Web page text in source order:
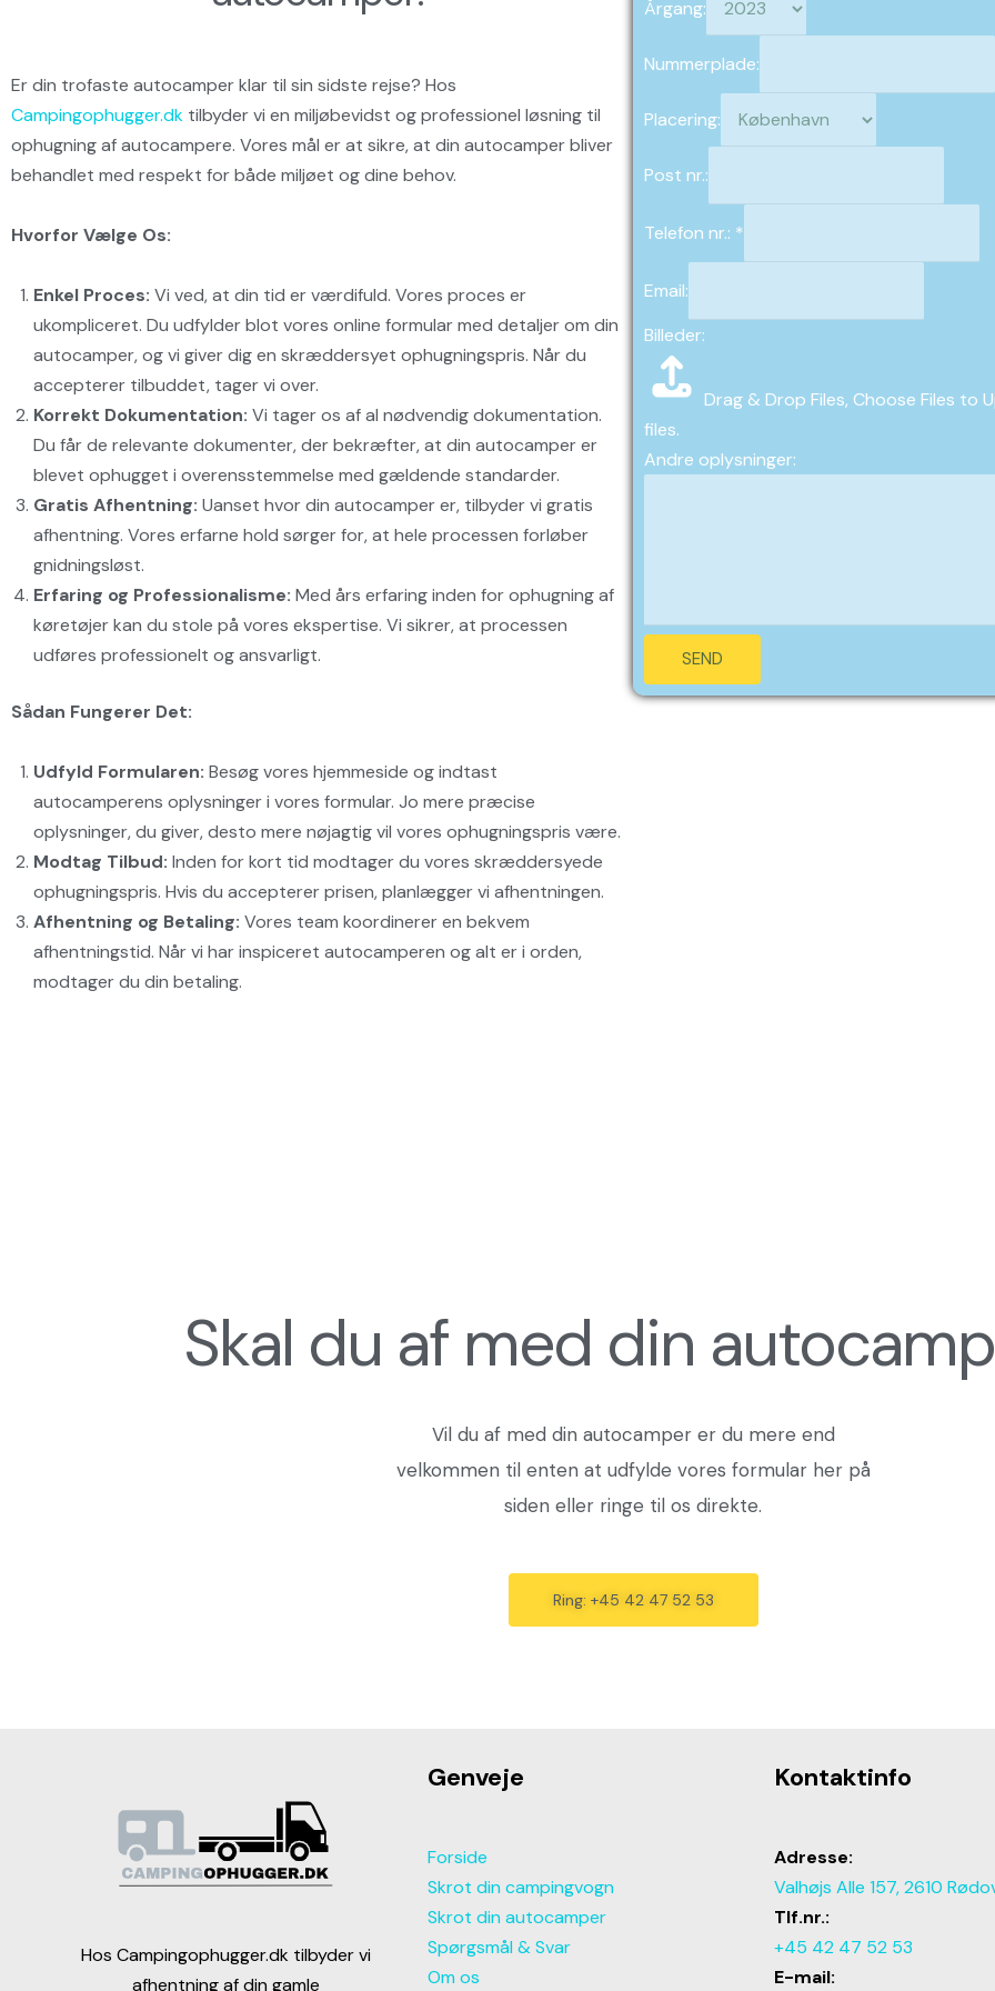
Er din trofaste autocamper klar til sin sidste rejse? Hos
Campingophugger.dk tilbyder vi en miljøbevidst og professionel løsning til
ophugning af autocampere. Vores mål er at sikre, at din autocamper bliver
behandlet med respekt for både miljøet og dine behov.
Hvorfor Vælge Os:
Enkel Proces: Vi ved, at din tid er værdifuld. Vores proces er
ukompliceret. Du udfylder blot vores online formular med detaljer om din
autocamper, og vi giver dig en skræddersyet ophugningspris. Når du
accepterer tilbuddet, tager vi over.
Korrekt Dokumentation: Vi tager os af al nødvendig dokumentation.
Du får de relevante dokumenter, der bekræfter, at din autocamper er
blevet ophugget i overensstemmelse med gældende standarder.
Gratis Afhentning: Uanset hvor din autocamper er, tilbyder vi gratis
afhentning. Vores erfarne hold sørger for, at hele processen forløber
gnidningsløst.
Erfaring og Professionalisme: Med års erfaring inden for ophugning af
køretøjer kan du stole på vores ekspertise. Vi sikrer, at processen
udføres professionelt og ansvarligt.
Sådan Fungerer Det:
Udfyld Formularen: Besøg vores hjemmeside og indtast
autocamperens oplysninger i vores formular. Jo mere præcise
oplysninger, du giver, desto mere nøjagtig vil vores ophugningspris være.
Modtag Tilbud: Inden for kort tid modtager du vores skræddersyede
ophugningspris. Hvis du accepterer prisen, planlægger vi afhentningen.
Afhentning og Betaling: Vores team koordinerer en bekvem
afhentningstid. Når vi har inspiceret autocamperen og alt er i orden,
modtager du din betaling.
Årgang:
Nummerplade:
Placering:
Post nr.:
Telefon nr.: *
Email:
Billeder:
Drag & Drop Files, Choose Files to
files.
Andre oplysninger:
SEND
Skal du af med din
Vil du af med din autocamper er du mere end
velkommen til enten at udfylde vores formular her på
siden eller ringe til os direkte.
Ring: +45 42 47 52 53
Hos Campingophugger.dk tilbyder vi
afhentning af din gamle
Genveje
Forside
Skrot din campingvogn
Skrot din autocamper
Spørgsmål & Svar
Om os
Kontaktinfo
Adresse:
Valhøjs Alle 157, 2610
Tlf.nr.:
+45 42 47 52 53
E-mail: